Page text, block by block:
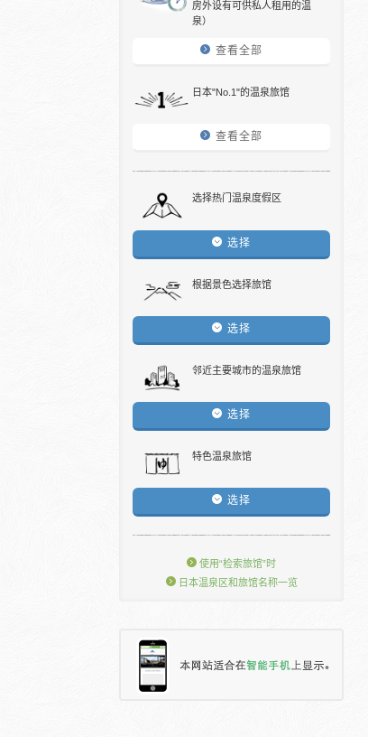
房外设有可供私人租用的温
泉）
查看全部
日本"No.1"的温泉旅馆
查看全部
选择热门温泉度假区
选择
根据景色选择旅馆
选择
邻近主要城市的温泉旅馆
选择
特色温泉旅馆
选择
使用“检索旅馆”时
日本温泉区和旅馆名称一览